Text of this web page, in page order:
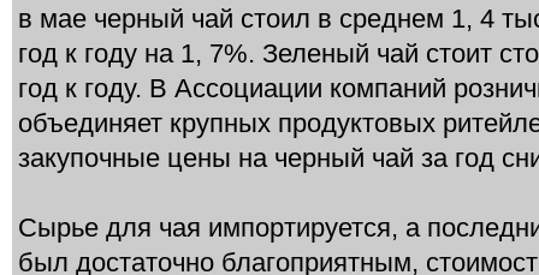
в мае черный чай стоил в среднем 1, 4
год к году на 1, 7%. Зеленый чай стоит
год к году. В Ассоциации компаний
объединяет крупных продуктовых
закупочные цены на черный чай за год
Сырье для чая импортируется, а
был достаточно благоприятным,